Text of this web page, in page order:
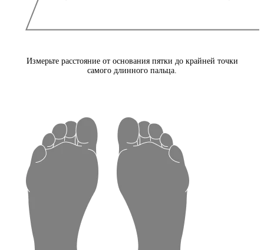
Измерьте расстояние от основания пятки до крайней точки
самого длинного пальца.